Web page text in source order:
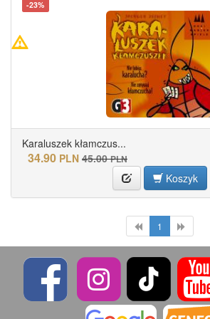
-23%
Karaluszek kłamczus...
34.90 PLN 45.00 PLN
Koszyk
1